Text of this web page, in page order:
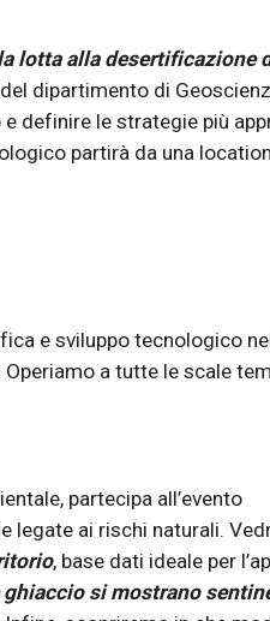
lotta alla desertificazione
dipartimento di
definire le strategie più
partirà da una
e sviluppo tecnologico
a tutte le scale
partecipa all’evento
legate ai rischi naturali.
, base dati ideale per
ghiaccio si mostrano